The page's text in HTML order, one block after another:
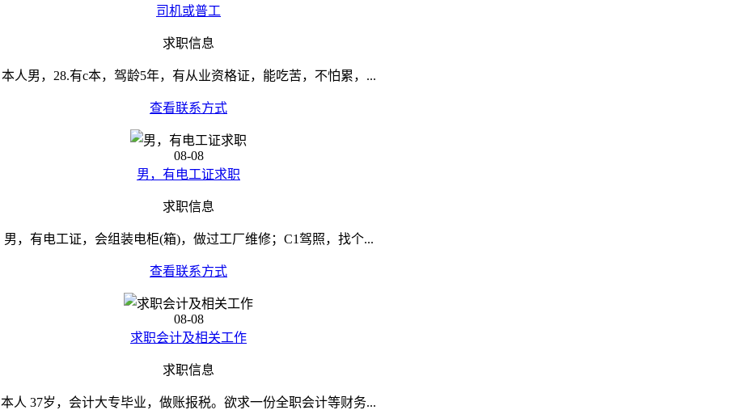
司机或普工
求职信息
本人男，28.有c本，驾龄5年，有从业资格证，能吃苦，不怕累，...
查看联系方式
08-08
男，有电工证求职
求职信息
男，有电工证，会组装电柜(箱)，做过工厂维修；C1驾照，找个...
查看联系方式
08-08
求职会计及相关工作
求职信息
本人 37岁，会计大专毕业，做账报税。欲求一份全职会计等财务...